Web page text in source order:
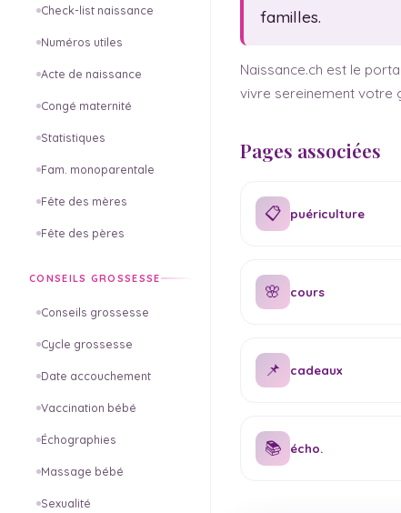
Check-list naissance
Numéros utiles
Acte de naissance
Congé maternité
Statistiques
Fam. monoparentale
Fête des mères
Fête des pères
CONSEILS GROSSESSE
Conseils grossesse
Cycle grossesse
Date accouchement
Vaccination bébé
Échographies
Massage bébé
Sexualité
familles.
Naissance.ch est le
vivre sereinement votre
Pages associées
📋 puériculture
🌸 cours
📌 cadeaux
📚 écho.